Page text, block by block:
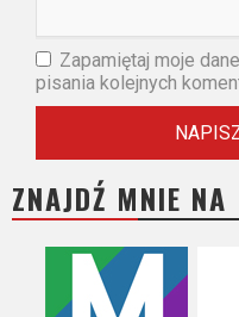
Zapamiętaj moje
pisania kolejnych
ZNAJDŹ MNIE NA